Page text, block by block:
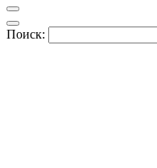
Поиск: